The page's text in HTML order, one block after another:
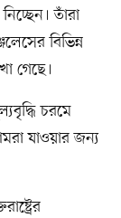
তাঁরা
বিভিন্ন
গেছে।
চরমে
যাওয়ার জন্য